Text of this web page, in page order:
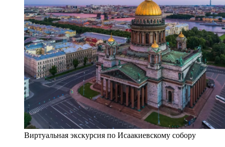
Виртуальная экскурсия по Исаакиевскому собору